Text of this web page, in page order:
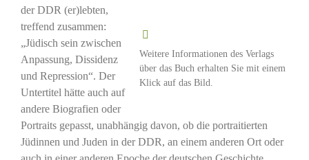
Weitere Informationen des Verlags
über das Buch erhalten Sie mit einem
Klick auf das Bild.
der DDR (er)lebten,
treffend zusammen:
„Jüdisch sein zwischen
Anpassung, Dissidenz
und Repression“. Der
Untertitel hätte auch auf
andere Biografien oder
Portraits gepasst, unabhängig davon, ob die portraitierten
Jüdinnen und Juden in der DDR, an einem anderen Ort oder